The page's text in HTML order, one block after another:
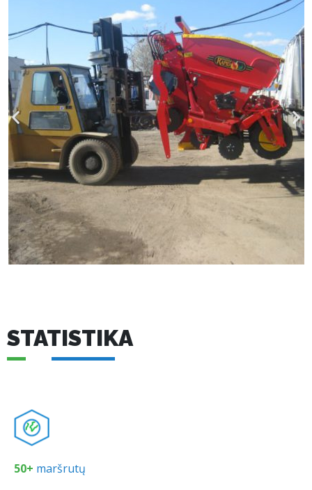
STATISTIKA
50+ maršrutų